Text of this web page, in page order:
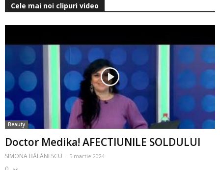
Cele mai noi clipuri video
Beauty
Doctor Medika! AFECTIUNILE SOLDULUI
SIMONA BĂLĂNESCU - 5 martie 2024